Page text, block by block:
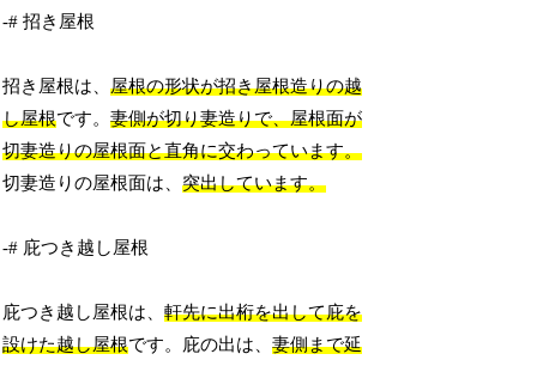
-# 招き屋根
招き屋根は、屋根の形状が招き屋根造りの越
し屋根です。妻側が切り妻造りで、屋根面が
切妻造りの屋根面と直角に交わっています。
切妻造りの屋根面は、突出しています。
-# 庇つき越し屋根
庇つき越し屋根は、軒先に出桁を出して庇を
設けた越し屋根です。庇の出は、妻側まで延